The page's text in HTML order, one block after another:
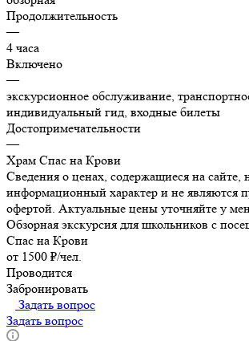
Продолжительность
—
4 часа
Включено
—
экскурсионное обслуживание,
индивидуальный гид, входные билеты
Достопримечательности
—
Храм Спас на Крови
Сведения о ценах, содержащиеся на сайте,
информационный характер и не являются
офертой. Актуальные цены уточняйте у
Обзорная экскурсия для школьников с
Спас на Крови
от 1500 ₽/чел.
Проводится
Забронировать
Задать вопрос
Задать вопрос